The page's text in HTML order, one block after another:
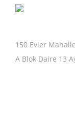
150 Evler
A Blok Daire 13